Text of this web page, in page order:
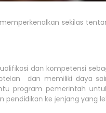
sekilas
dan kompetensi
dan memiliki daya
program pemerintah
ke jenjang yang